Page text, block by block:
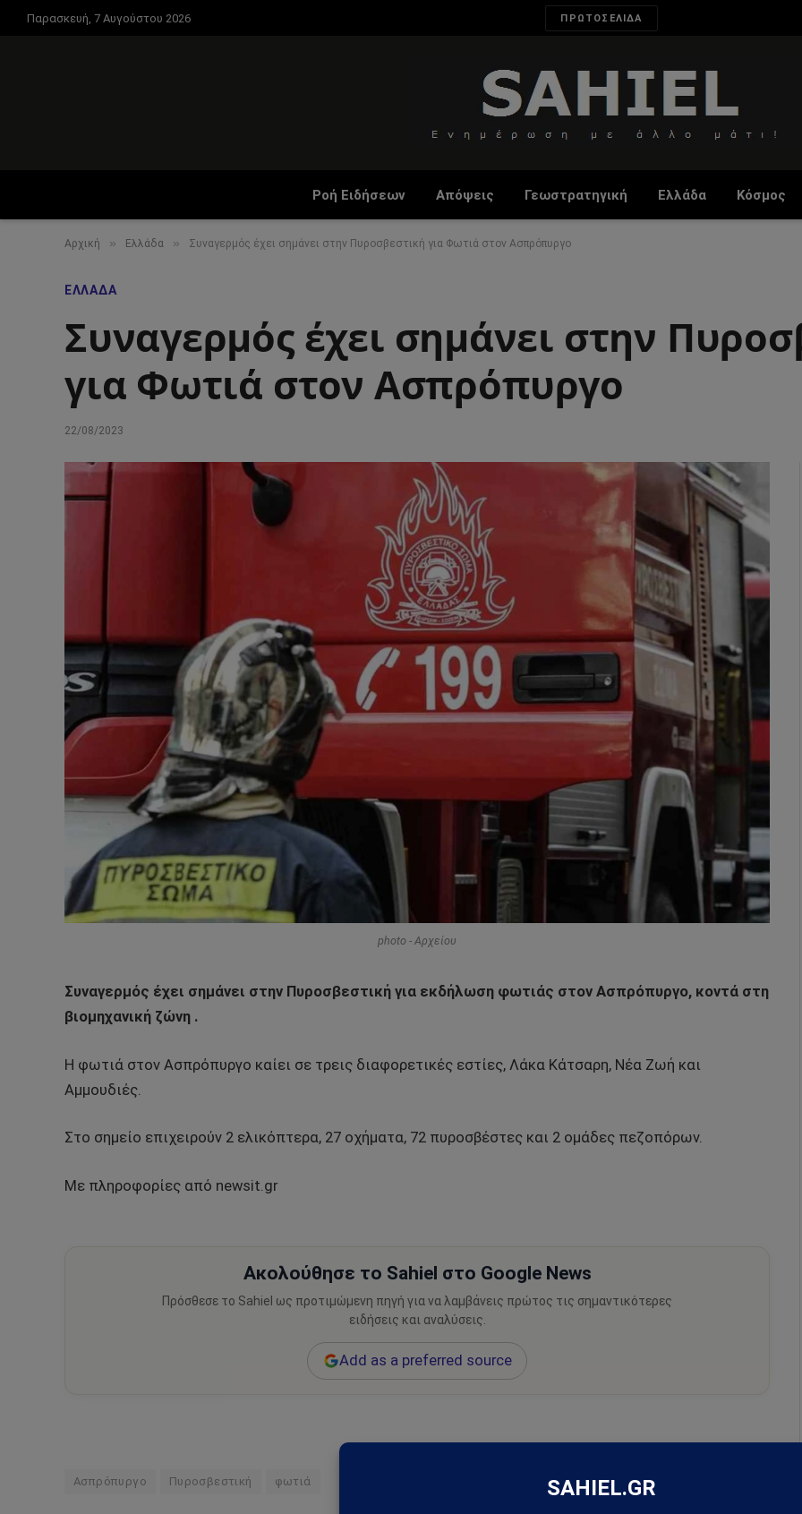
Παρασκευή, 7 Αυγούστου 2026 ΠΡΩΤΟΣΕΛΙΔΑ
Ροή Ειδήσεων Απόψεις Γεωστρατηγική Ελλάδα Κόσμος
Αρχική » Ελλάδα » Συναγερμός έχει σημάνει στην Πυροσβεστική για Φωτιά στον Ασπρόπυργο
ΕΛΛΆΔΑ
Συναγερμός έχει σημάνει στην
για Φωτιά στον Ασπρόπυργο
22/08/2023
photo - Αρχείου
Συναγερμός έχει σημάνει στην Πυροσβεστική για εκδήλωση φωτιάς στον Ασπρόπυργο, κοντά στη
βιομηχανική ζώνη .
Η φωτιά στον Ασπρόπυργο καίει σε τρεις διαφορετικές εστίες, Λάκα Κάτσαρη, Νέα Ζωή και
Αμμουδιές.
Στο σημείο επιχειρούν 2 ελικόπτερα, 27 οχήματα, 72 πυροσβέστες και 2 ομάδες πεζοπόρων.
Με πληροφορίες από newsit.gr
Ακολούθησε το Sahiel στο Google News
Πρόσθεσε το Sahiel ως προτιμώμενη πηγή για να λαμβάνεις πρώτος τις σημαντικότερες
ειδήσεις και αναλύσεις.
Add as a preferred source
Ασπρόπυργο Πυροσβεστική φωτιά